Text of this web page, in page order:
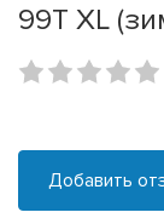
99T XL
Добавить